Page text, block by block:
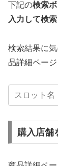
下記の検索
入力して検索
検索結果に
品詳細ページ
購入店舗